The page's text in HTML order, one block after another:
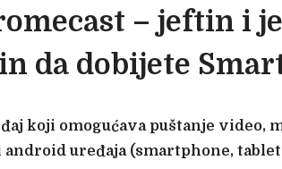
– jeftin i
da dobijete
koji omogućava puštanje video,
android uređaja (smartphone,